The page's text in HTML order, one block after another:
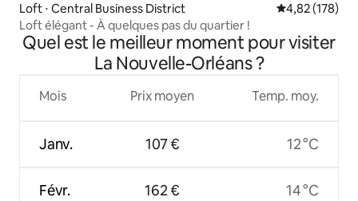
Loft ⋅ Central Business District Évaluation
4,82 (178)
Loft élégant - À quelques pas du quartier !
Quel est le meilleur moment pour visiter
La Nouvelle-Orléans ?
Mois
Janv.
Févr.
Prix moyen
107 €
162 €
Temp. moy.
12 °C
14 °C